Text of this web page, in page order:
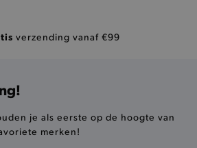
verzending vanaf €99
je als eerste op de hoogte van
merken!
bezoekersinformatie, maar
modal